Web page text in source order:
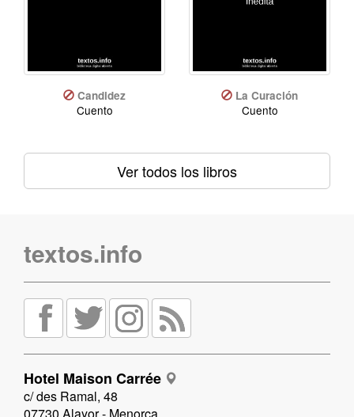
Candidez
Cuento
La Curación
Cuento
Ver todos los libros
textos.info
Hotel Maison Carrée
c/ des Ramal, 48
07730 Alayor - Menorca